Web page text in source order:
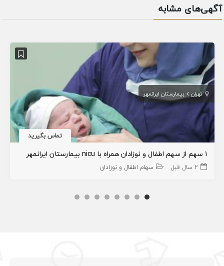
آگهی‌های مشابه
تهران بیمارستان ایرانمهر
تماس بگیرید
۱ سهم از سهم اطفال و نوزادان همراه با nicu بیمارستان ایرانمهر
2 سال قبل سهام اطفال و نوزادان